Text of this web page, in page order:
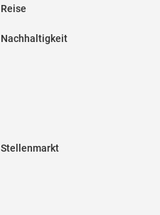
Reise
Nachhaltigkeit
Stellenmarkt